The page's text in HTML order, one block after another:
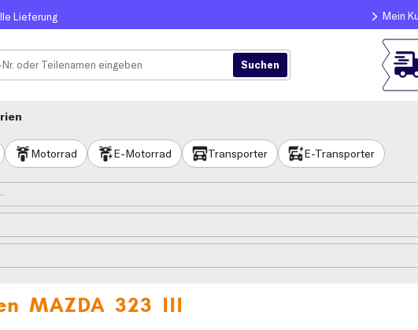
Lieferung Mein
Motorrad E-Motorrad Transporter E-Transporter
MAZDA 323 III